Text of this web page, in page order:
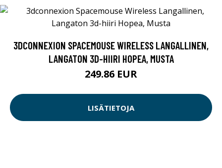
3DCONNEXION SPACEMOUSE WIRELESS LANGALLINEN,
LANGATON 3D-HIIRI HOPEA, MUSTA
249.86 EUR
LISÄTIETOJA